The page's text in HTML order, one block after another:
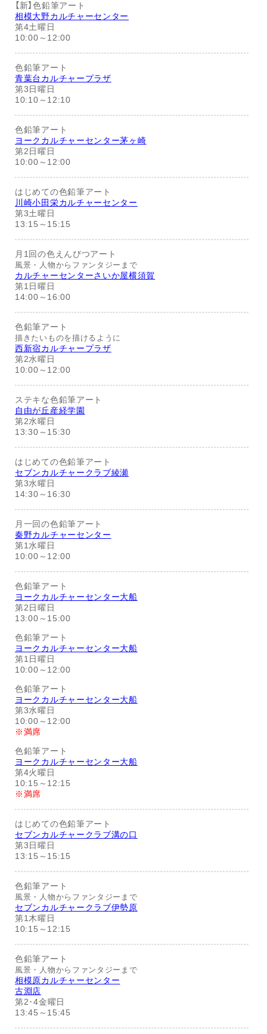
【新】色鉛筆アート
相模大野カルチャーセンター
第4土曜日
10:00～12:00
色鉛筆アート
青葉台カルチャープラザ
第3日曜日
10:10～12:10
色鉛筆アート
ヨークカルチャーセンター茅ヶ崎
第2日曜日
10:00～12:00
はじめての色鉛筆アート
川崎小田栄カルチャーセンター
第3土曜日
13:15～15:15
月1回の色えんぴつアート
風景・人物からファンタジーまで
カルチャーセンターさいか屋横須賀
第1日曜日
14:00～16:00
色鉛筆アート
描きたいものを描けるように
西新宿カルチャープラザ
第2水曜日
10:00～12:00
ステキな色鉛筆アート
自由が丘産経学園
第2水曜日
13:30～15:30
はじめての色鉛筆アート
セブンカルチャークラブ綾瀬
第3水曜日
14:30～16:30
月一回の色鉛筆アート
秦野カルチャーセンター
第1水曜日
10:00～12:00
色鉛筆アート
ヨークカルチャーセンター大船
第2日曜日
13:00～15:00
色鉛筆アート
ヨークカルチャーセンター大船
第1日曜日
10:00～12:00
色鉛筆アート
ヨークカルチャーセンター大船
第3水曜日
10:00～12:00
※満席
色鉛筆アート
ヨークカルチャーセンター大船
第4火曜日
10:15～12:15
※満席
はじめての色鉛筆アート
セブンカルチャークラブ溝の口
第3日曜日
13:15～15:15
色鉛筆アート
風景・人物からファンタジーまで
セブンカルチャークラブ伊勢原
第1木曜日
10:15～12:15
色鉛筆アート
風景・人物からファンタジーまで
相模原カルチャーセンター
古淵店
第2･4金曜日
13:45～15:45